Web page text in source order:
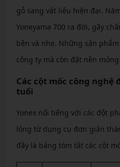
gỗ sang vật liệu hiện đại.
Yoneyama 700 ra đời, gây
bền và nhẹ. Những sản
công ty mà còn đặt nền
Các cột mốc công nghệ
tuổi
Yonex nổi tiếng với các đột
lông từ dụng cụ đơn giản
đây là bảng tóm tắt các cột